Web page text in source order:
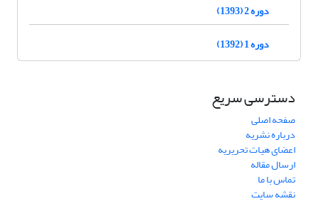
دوره 2 (1393)
دوره 1 (1392)
دسترسی سریع
صفحه اصلی
درباره نشریه
اعضای هیات تحریریه
ارسال مقاله
تماس با ما
نقشه سایت